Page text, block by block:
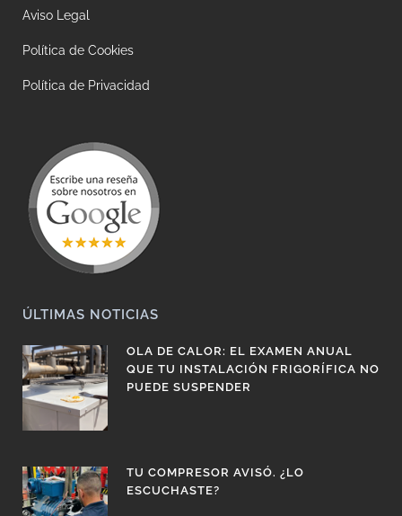
Aviso Legal
Política de Cookies
Política de Privacidad
ÚLTIMAS NOTICIAS
OLA DE CALOR: EL EXAMEN ANUAL
QUE TU INSTALACIÓN FRIGORÍFICA NO
PUEDE SUSPENDER
TU COMPRESOR AVISÓ. ¿LO
ESCUCHASTE?